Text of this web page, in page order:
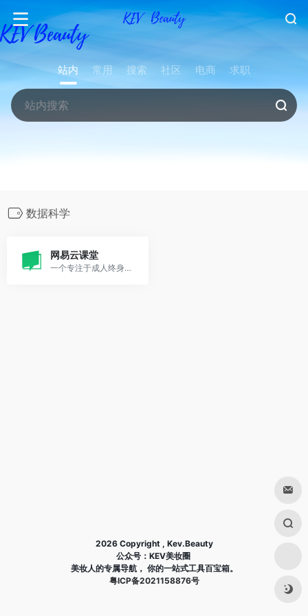
站内 常用 搜索 社区 电商 求职
数据科学
网易云课堂
一个专注于成人终身学习的在线教育平台。
2026 Copyright , Kev.Beauty
公众号：KEV美妆圈
美妆人的专属导航， 你的一站式工具百宝箱。
粤ICP备2021158876号